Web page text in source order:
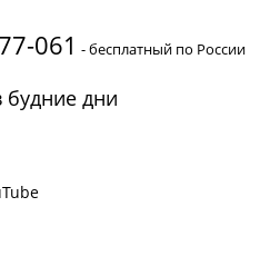
061 - бесплатный по России
будние дни